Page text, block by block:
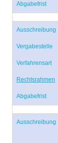
Abgabefrist
Ausschreibung
Vergabestelle
Verfahrensart
Rechtsrahmen
Abgabefrist
Ausschreibung